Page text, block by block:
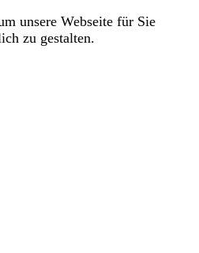
unsere Webseite für Sie
zu gestalten.